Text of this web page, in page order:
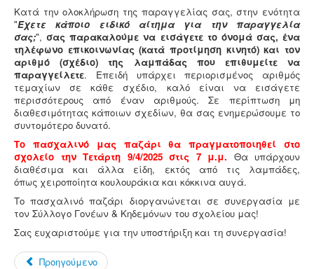
Κατά την ολοκλήρωση της παραγγελίας σας, στην ενότητα
"Έχετε κάποιο ειδικό αίτημα για την παραγγελία
σας;",σας παρακαλούμε να εισάγετε το όνομά σας, ένα
τηλέφωνο επικοινωνίας (κατά προτίμηση κινητό) και τον
αριθμό (σχέδιο) της λαμπάδας που επιθυμείτε να
παραγγείλετε. Επειδή υπάρχει περιορισμένος αριθμός
τεμαχίων σε κάθε σχέδιο, καλό είναι να εισάγετε
περισσότερους από έναν αριθμούς. Σε περίπτωση μη
διαθεσιμότητας κάποιων σχεδίων, θα σας ενημερώσουμε το
συντομότερο δυνατό.
Το πασχαλινό μας παζάρι θα πραγματοποιηθεί στο
σχολείο την Τετάρτη 9/4/2025 στις 7 μ.μ. Θα υπάρχουν
διαθέσιμα και άλλα είδη, εκτός από τις λαμπάδες,
όπως χειροποίητα κουλουράκια και κόκκινα αυγά.
Το πασχαλινό παζάρι διοργανώνεται σε συνεργασία με
τον Σύλλογο Γονέων & Κηδεμόνων του σχολείου μας!
Σας ευχαριστούμε για την υποστήριξη και τη συνεργασία!
Προηγούμενο